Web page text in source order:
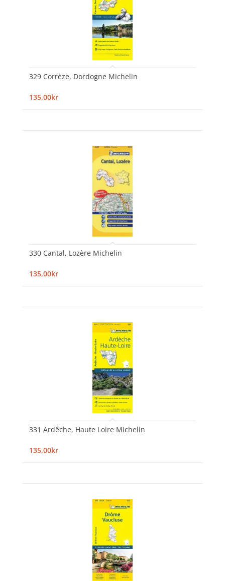
329 Corrèze, Dordogne Michelin
135,00kr
330 Cantal, Lozère Michelin
135,00kr
331 Ardêche, Haute Loire Michelin
135,00kr